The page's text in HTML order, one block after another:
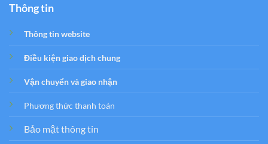
Thông tin
Thông tin website
Điều kiện giao dịch chung
Vận chuyển và giao nhận
Phương thức thanh toán
Bảo mật thông tin